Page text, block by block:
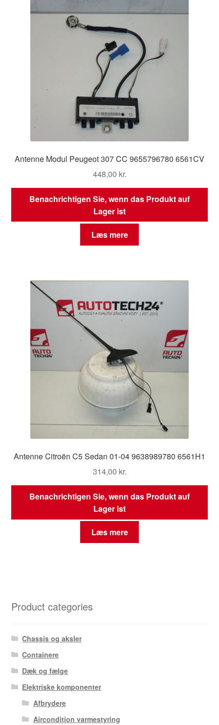
Antenne Modul Peugeot 307 CC 9655796780 6561CV
448,00 kr.
Benachrichtigen Sie, wenn das Produkt auf
Lager ist
Læs mere
Antenne Citroën C5 Sedan 01-04 9638989780 6561H1
314,00 kr.
Benachrichtigen Sie, wenn das Produkt auf
Lager ist
Læs mere
Product categories
Chassis og aksler
Containere
Dæk og fælge
Elektriske komponenter
Afbrydere
Aircondition varmestyring